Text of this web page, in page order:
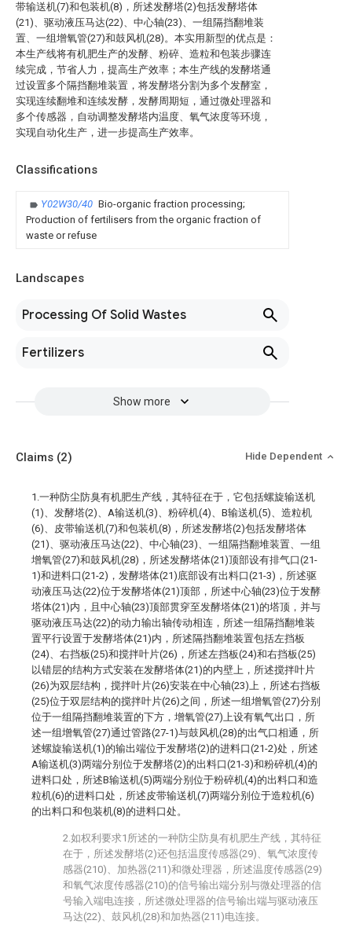
带输送机(7)和包装机(8)，所述发酵塔(2)包括发酵塔体
(21)、驱动液压马达(22)、中心轴(23)、一组隔挡翻堆装
置、一组增氧管(27)和鼓风机(28)。本实用新型的优点是：
本生产线将有机肥生产的发酵、粉碎、造粒和包装步骤连
续完成，节省人力，提高生产效率；本生产线的发酵塔通
过设置多个隔挡翻堆装置，将发酵塔分割为多个发酵室，
实现连续翻堆和连续发酵，发酵周期短，通过微处理器和
多个传感器，自动调整发酵塔内温度、氧气浓度等环境，
实现自动化生产，进一步提高生产效率。
Classifications
Y02W30/40 Bio-organic fraction processing;
Production of fertilisers from the organic fraction of
waste or refuse
Landscapes
Processing Of Solid Wastes
Fertilizers
Show more
Claims (2) Hide Dependent
1.一种防尘防臭有机肥生产线，其特征在于，它包括螺旋输送机
(1)、发酵塔(2)、A输送机(3)、粉碎机(4)、B输送机(5)、造粒机
(6)、皮带输送机(7)和包装机(8)，所述发酵塔(2)包括发酵塔体
(21)、驱动液压马达(22)、中心轴(23)、一组隔挡翻堆装置、一组
增氧管(27)和鼓风机(28)，所述发酵塔体(21)顶部设有排气口(21-
1)和进料口(21-2)，发酵塔体(21)底部设有出料口(21-3)，所述驱
动液压马达(22)位于发酵塔体(21)顶部，所述中心轴(23)位于发酵
塔体(21)内，且中心轴(23)顶部贯穿至发酵塔体(21)的塔顶，并与
驱动液压马达(22)的动力输出轴传动相连，所述一组隔挡翻堆装
置平行设置于发酵塔体(21)内，所述隔挡翻堆装置包括左挡板
(24)、右挡板(25)和搅拌叶片(26)，所述左挡板(24)和右挡板(25)
以错层的结构方式安装在发酵塔体(21)的内壁上，所述搅拌叶片
(26)为双层结构，搅拌叶片(26)安装在中心轴(23)上，所述右挡板
(25)位于双层结构的搅拌叶片(26)之间，所述一组增氧管(27)分别
位于一组隔挡翻堆装置的下方，增氧管(27)上设有氧气出口，所
述一组增氧管(27)通过管路(27-1)与鼓风机(28)的出气口相通，所
述螺旋输送机(1)的输出端位于发酵塔(2)的进料口(21-2)处，所述
A输送机(3)两端分别位于发酵塔(2)的出料口(21-3)和粉碎机(4)的
进料口处，所述B输送机(5)两端分别位于粉碎机(4)的出料口和造
粒机(6)的进料口处，所述皮带输送机(7)两端分别位于造粒机(6)
的出料口和包装机(8)的进料口处。
2.如权利要求1所述的一种防尘防臭有机肥生产线，其特征
在于，所述发酵塔(2)还包括温度传感器(29)、氧气浓度传
感器(210)、加热器(211)和微处理器，所述温度传感器(29)
和氧气浓度传感器(210)的信号输出端分别与微处理器的信
号输入端电连接，所述微处理器的信号输出端与驱动液压
马达(22)、鼓风机(28)和加热器(211)电连接。